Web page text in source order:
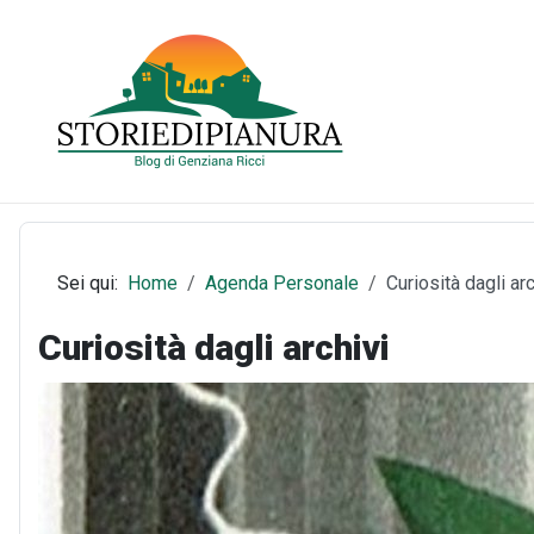
Sei qui: Home Agenda Personale Curiosità dagli
Curiosità dagli archivi